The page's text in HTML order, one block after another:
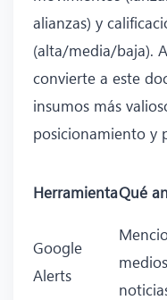
alianzas) y
(alta/media/baja).
convierte a este
insumos más
posicionamiento y
HerramientaQué
Google
Alerts